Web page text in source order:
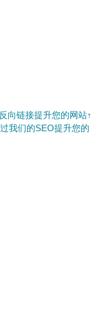
向链接提升您的网站↑
我们的SEO提升您的